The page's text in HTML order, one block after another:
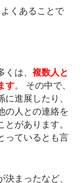
くあることで
は、 複数人と
す。 その中で、
進展したり、
の人との連絡を
があります。
っているとも言
まったなど、